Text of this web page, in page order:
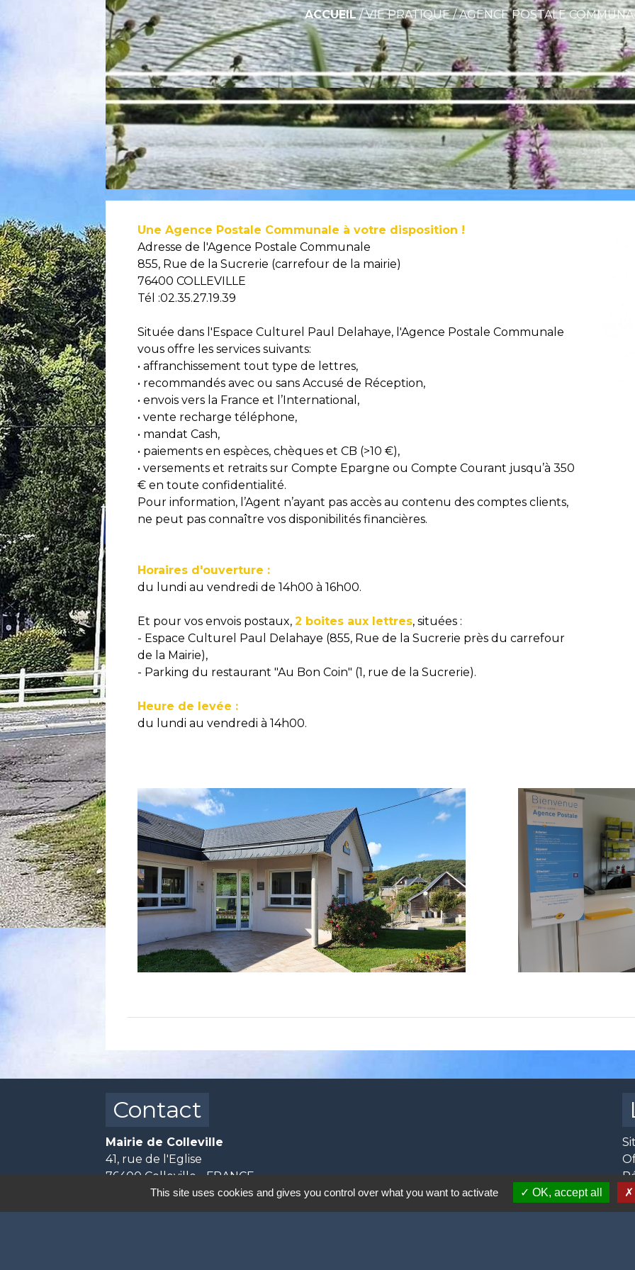
ACCUEIL/VIE PRATIQUE/AGENCE POSTALE
Une Agence Postale Communale à votre disposition !
Adresse de l'Agence Postale Communale
855, Rue de la Sucrerie (carrefour de la mairie)
76400 COLLEVILLE
Tél :02.35.27.19.39
Située dans l'Espace Culturel Paul Delahaye, l'Agence Postale Communale
vous offre les services suivants:
• affranchissement tout type de lettres,
• recommandés avec ou sans Accusé de Réception,
• envois vers la France et l’International,
• vente recharge téléphone,
• mandat Cash,
• paiements en espèces, chèques et CB (>10 €),
• versements et retraits sur Compte Epargne ou Compte Courant jusqu’à 350
€ en toute confidentialité.
Pour information, l’Agent n’ayant pas accès au contenu des comptes clients,
ne peut pas connaître vos disponibilités financières.
Horaires d'ouverture :
du lundi au vendredi de 14h00 à 16h00.
Et pour vos envois postaux,2 boites aux lettres, situées :
- Espace Culturel Paul Delahaye (855, Rue de la Sucrerie près du carrefour
de la Mairie),
- Parking du restaurant "Au Bon Coin" (1, rue de la Sucrerie).
Heure de levée :
du lundi au vendredi à 14h00.
Contact
Mairie de Colleville
41, rue de l'Eglise
76400 Colleville - FRANCE
+33 2 35 28 08 94
Contact par formulaire
This site uses cookies and gives you control over what you want to activate OK, accept all